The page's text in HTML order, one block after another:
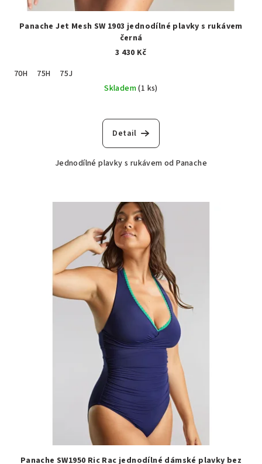
Panache Jet Mesh SW 1903 jednodílné plavky s rukávem
černá
3 430 Kč
70H
75H
75J
Skladem(1 ks)
Detail
Jednodílné plavky s rukávem od Panache
Panache SW1950 Ric Rac jednodílné dámské plavky bez